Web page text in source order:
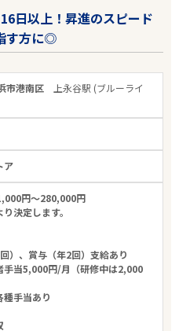
駅から探す
日以上！昇進のスピード
す方に◎
市港南区
上永谷駅 (ブルーライ
ア
円～280,000円
決定します。
）、賞与（年2回）支給あり
手当5,000円/月（研修中は2,000
手当あり